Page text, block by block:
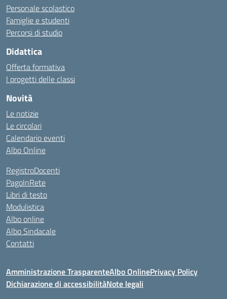
Personale scolastico
Famiglie e studenti
Percorsi di studio
Didattica
Offerta formativa
I progetti delle classi
Novità
Le notizie
Le circolari
Calendario eventi
Albo Online
RegistroDocenti
PagoInRete
Libri di testo
Modulistica
Albo online
Albo Sindacale
Contatti
Amministrazione TrasparenteAlbo OnlinePrivacy Policy
Dichiarazione di accessibilitàNote legali